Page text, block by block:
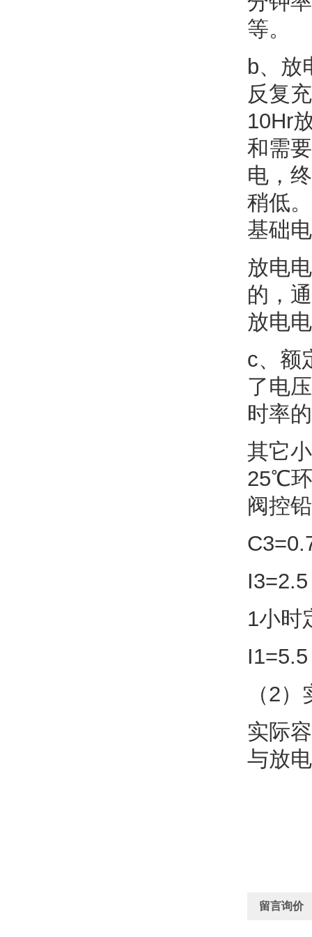
等。
b、放
反复
10Hr
和需
电，
稍低
基础
放电
的，
放电
c、额
了电
时率
其它
25℃环
阀控
1小时
（2
实际
与放
留言询价